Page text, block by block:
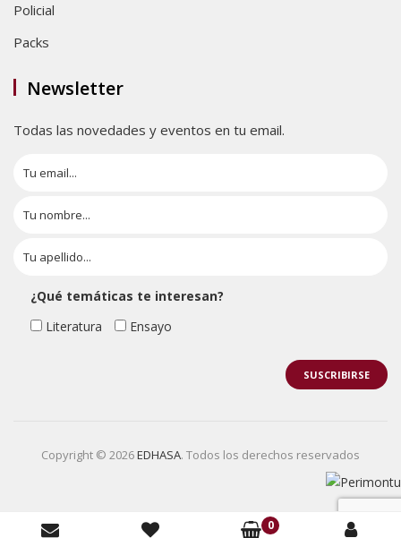
Policial
Packs
Newsletter
Todas las novedades y eventos en tu email.
¿Qué temáticas te interesan?
Literatura
Ensayo
Copyright © 2026EDHASA. Todos los derechos reservados
0